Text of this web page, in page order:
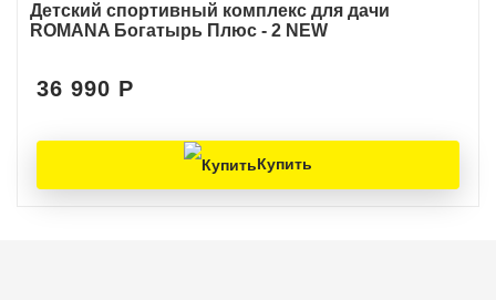
Детский спортивный комплекс для дачи
ROMANA Богатырь Плюс - 2 NEW
36 990 Р
Купить